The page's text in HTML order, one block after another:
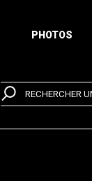
PHOTOS
RECHERCHER